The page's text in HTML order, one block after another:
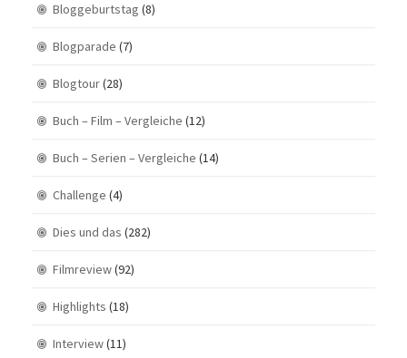
Bloggeburtstag (8)
Blogparade (7)
Blogtour(28)
Buch – Film – Vergleiche (12)
Buch – Serien – Vergleiche (14)
Challenge (4)
Dies und das (282)
Filmreview(92)
Highlights (18)
Interview(11)